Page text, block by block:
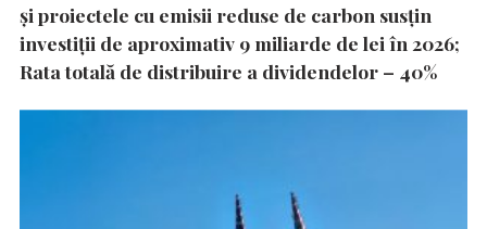
și proiectele cu emisii reduse de carbon susțin
investiții de aproximativ 9 miliarde de lei în 2026;
Rata totală de distribuire a dividendelor – 40%